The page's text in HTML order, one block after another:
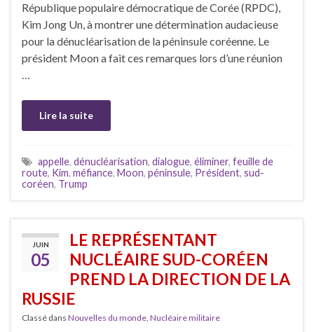
République populaire démocratique de Corée (RPDC),
Kim Jong Un, à montrer une détermination audacieuse
pour la dénucléarisation de la péninsule coréenne. Le
président Moon a fait ces remarques lors d’une réunion
…
Lire la suite
appelle, dénucléarisation, dialogue, éliminer, feuille de
route, Kim, méfiance, Moon, péninsule, Président, sud-
coréen, Trump
JUIN
05
LE REPRÉSENTANT
NUCLÉAIRE SUD-CORÉEN
PREND LA DIRECTION DE LA
RUSSIE
Classé dans Nouvelles du monde, Nucléaire militaire